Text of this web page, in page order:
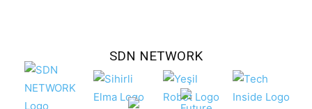
SDN NETWORK